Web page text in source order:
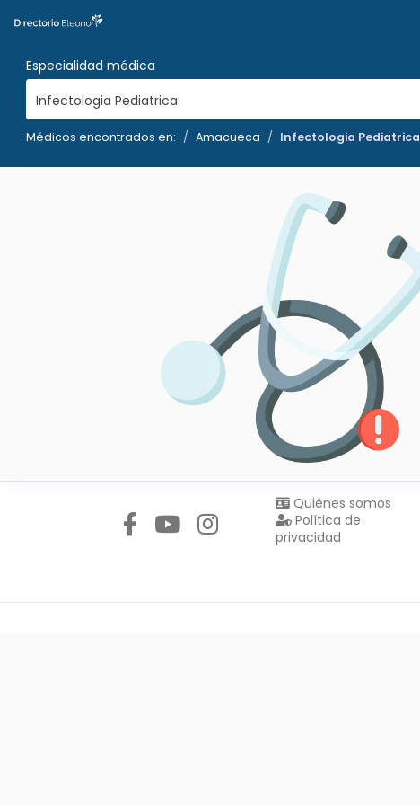
Especialidad médica
Infectologia Pediatrica
Médicos encontrados en: Amacueca Infectologia Pediatrica
Quiénes somos
Política de
privacidad